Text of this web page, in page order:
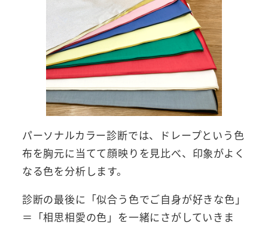
パーソナルカラー診断では、ドレープという色
布を胸元に当てて顔映りを見比べ、印象がよく
なる色を分析します。
診断の最後に「似合う色でご自身が好きな色」
＝「相思相愛の色」を一緒にさがしていきま